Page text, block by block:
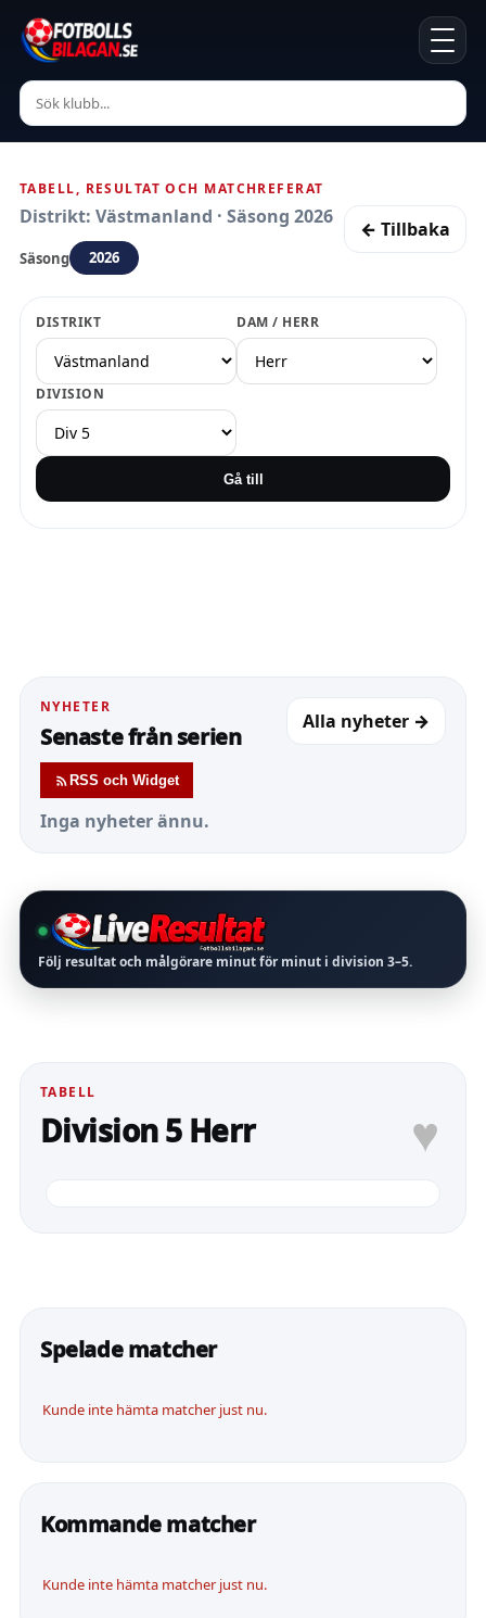
TABELL, RESULTAT OCH MATCHREFERAT
Distrikt: Västmanland · Säsong 2026
Säsong 2026
← Tillbaka
DISTRIKT DAM / HERR
DIVISION
Gå till
NYHETER
Senaste från serien
RSS och Widget
Alla nyheter →
Inga nyheter ännu.
Följ resultat och målgörare minut för minut i division 3–5.
TABELL
Division 5 Herr ♥
Spelade matcher
Kunde inte hämta matcher just nu.
Kommande matcher
Kunde inte hämta matcher just nu.